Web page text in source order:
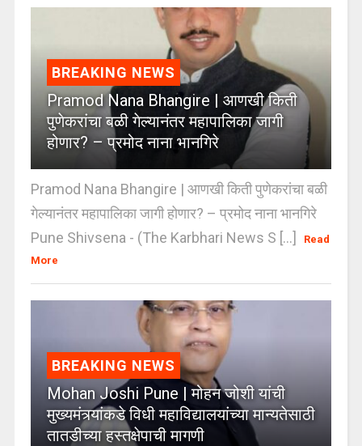
BREAKING NEWS
Pramod Nana Bhangire | आणखी किती
पुणेकरांचा बळी गेल्यानंतर महापालिका जागी
होणार? – प्रमोद नाना भानगिरे
Pramod Nana Bhangire | आणखी किती पुणेकरांचा बळी
गेल्यानंतर महापालिका जागी होणार? – प्रमोद नाना भानगिरे
Pune Shivsena - (The Karbhari News S [...]
Read
More
BREAKING NEWS
Mohan Joshi Pune | मोहन जोशी यांची
मुख्यमंत्र्यांकडे विधी महाविद्यालयांच्या मान्यतेसाठी
तातडीच्या हस्तक्षेपाची मागणी